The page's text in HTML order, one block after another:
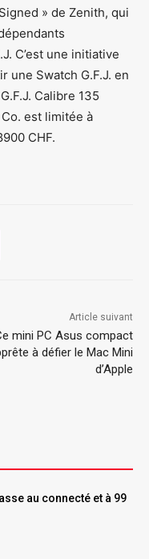
» de Zenith, qui
C’est une initiative
une Swatch G.F.J. en
Calibre 135
est limitée à
CHF.
Article suivant
mini PC Asus compact
à défier le Mac Mini
d’Apple
au connecté et à 99